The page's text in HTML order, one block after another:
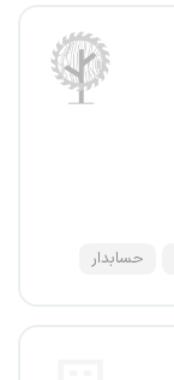
حسابدار